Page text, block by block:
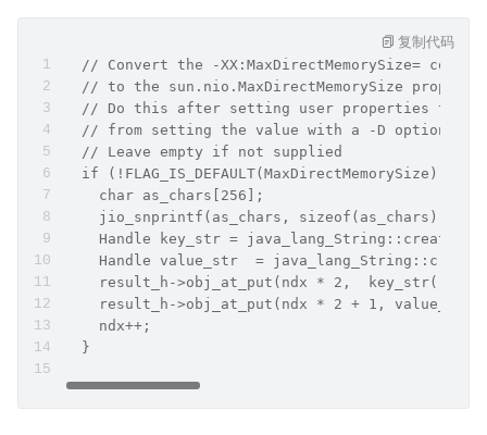
// Convert the -XX:MaxDirectMemorySize=
// to the sun.nio.MaxDirectMemorySize
// Do this after setting user properties to
// from setting the value with a -D option, as
  // Leave empty if not supplied
  if (!FLAG_IS_DEFAULT(MaxDirectMemorySize)) {
    char as_chars[256];
jio_snprintf(as_chars, sizeof(as_chars),
Handle key_str =
Handle value_str  =
    result_h->obj_at_put(ndx * 2,  key_str());
result_h->obj_at_put(ndx * 2 + 1,
    ndx++;
  }
复制代码